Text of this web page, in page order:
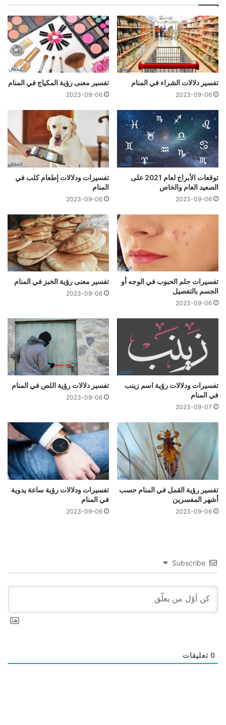
تفسير دلالات الشراء في المنام
2023-09-06
تفسير معنى رؤية المكياج في المنام
2023-09-06
توقعات الأبراج لعام 2021 على
الصعيد العام والخاص
2023-09-06
تفسيرات ودلالات إطعام كلب في
المنام
2023-09-06
تفسيرات حلم الحبوب في الوجه أو
الجسم بالتفصيل
2023-09-06
تفسير معنى رؤية الخبز في المنام
2023-09-06
تفسيرات ودلالات رؤية اسم زينب
في المنام
2023-09-07
تفسير دلالات رؤية اللص في المنام
2023-09-06
تفسير رؤية القمل في المنام حسب
أشهر المفسرين
2023-09-06
تفسيرات ودلالات رؤية ساعة يدوية
في المنام
2023-09-06
Subscribe
0 تعليقات